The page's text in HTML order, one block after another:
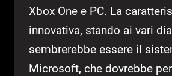
Xbox One e PC. La
innovativa, stando ai vari
sembrerebbe essere il
Microsoft, che dovrebbe